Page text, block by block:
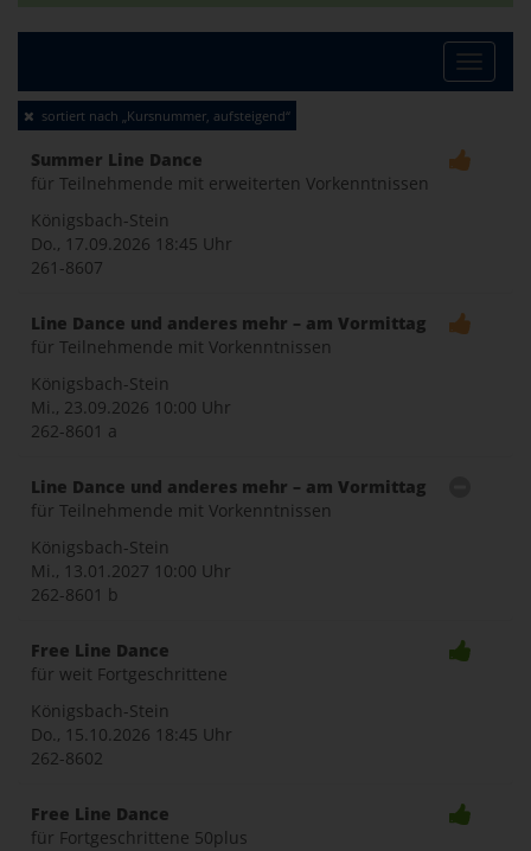
Toggle
sortiert nach „Kursnummer, aufsteigend“
Summer Line Dance
für Teilnehmende mit erweiterten Vorkenntnissen
Königsbach-Stein
Do., 17.09.2026 18:45 Uhr
261-8607
Line Dance und anderes mehr – am Vormittag
für Teilnehmende mit Vorkenntnissen
Königsbach-Stein
Mi., 23.09.2026 10:00 Uhr
262-8601 a
Line Dance und anderes mehr – am Vormittag
für Teilnehmende mit Vorkenntnissen
Königsbach-Stein
Mi., 13.01.2027 10:00 Uhr
262-8601 b
Free Line Dance
für weit Fortgeschrittene
Königsbach-Stein
Do., 15.10.2026 18:45 Uhr
262-8602
Free Line Dance
für Fortgeschrittene 50plus